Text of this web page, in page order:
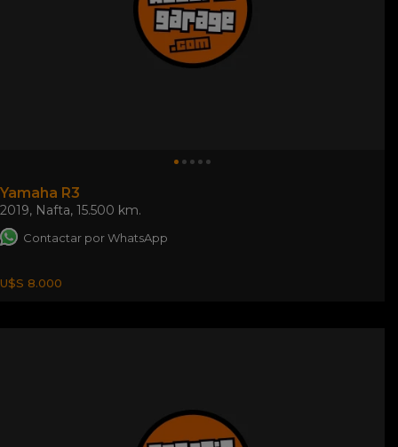
Yamaha R3
2019, Nafta, 15.500 km.
Contactar por WhatsApp
U$S 8.000